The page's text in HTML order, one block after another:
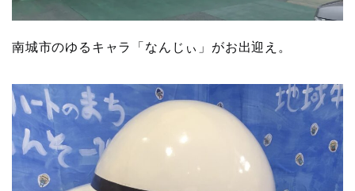
南城市のゆるキャラ「なんじぃ」がお出迎え。